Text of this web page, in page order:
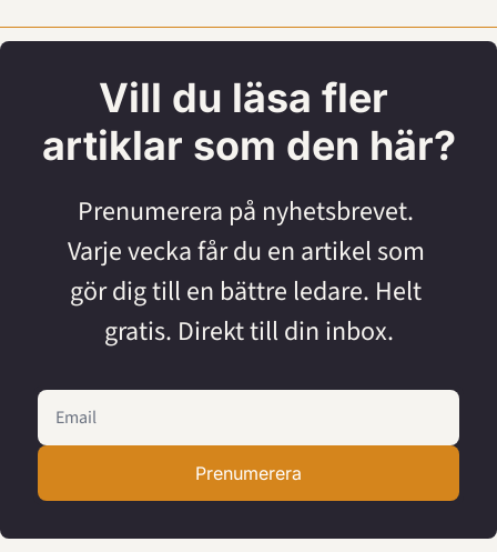
Vill du läsa fler
artiklar som den här?
Prenumerera på nyhetsbrevet.
Varje vecka får du en artikel som
gör dig till en bättre ledare. Helt
gratis. Direkt till din inbox.
Prenumerera